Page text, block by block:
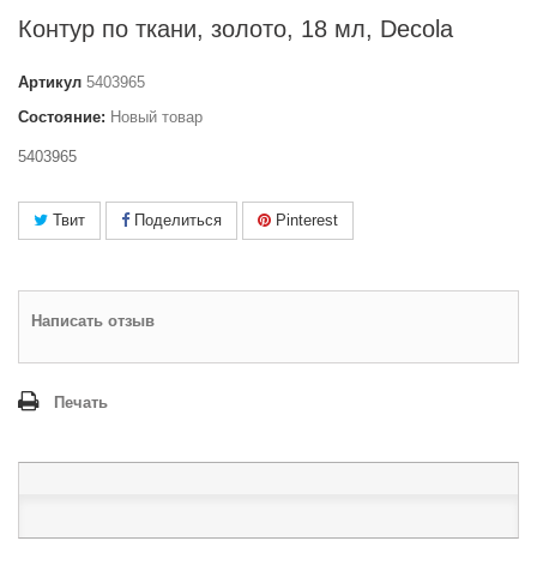
Контур по ткани, золото, 18 мл, Decola
Артикул 5403965
Состояние: Новый товар
5403965
Твит Поделиться Pinterest
Написать отзыв
Печать